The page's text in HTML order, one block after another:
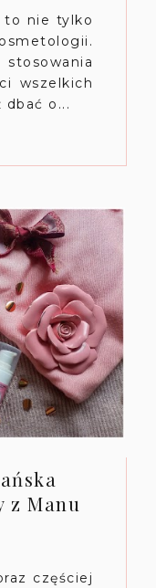
nie tylko
wszelkich
dbać o...
z Manu